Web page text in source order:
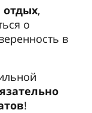
отдых,
о
в
!